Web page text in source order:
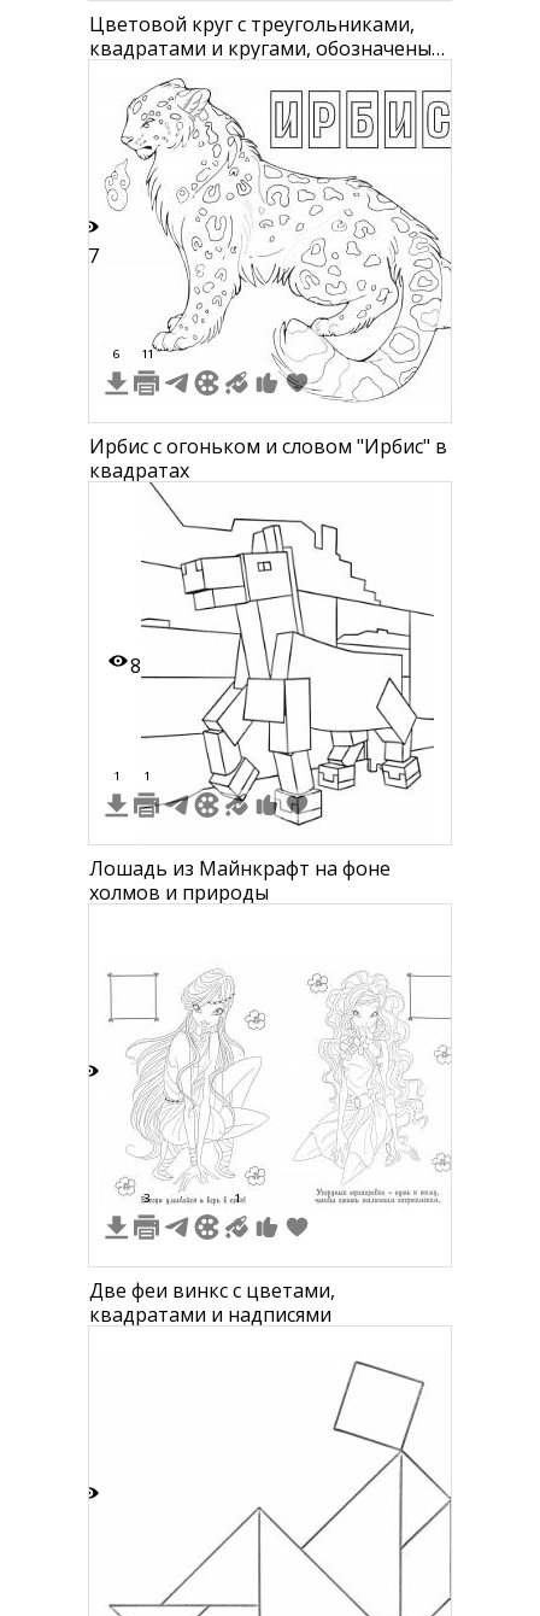
Цветовой круг с треугольниками,
квадратами и кругами, обозначены
основные и вторичные цвета
17
6 11
Ирбис с огоньком и словом "Ирбис" в
квадратах
8
1 1
Лошадь из Майнкрафт на фоне
холмов и природы
3 1
Две феи винкс с цветами,
квадратами и надписями